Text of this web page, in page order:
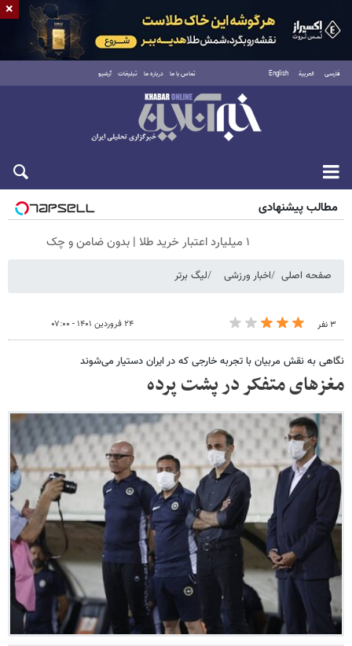
فارسی العربية English تماس با ما درباره ما تبلیغات آرشیو
شنبه ۱۷ مرداد ۱۴۰۵
مطالب پیشنهادی
۱ میلیارد اعتبار خرید طلا | بدون ضامن و چک
صفحه اصلی اخبار ورزشی لیگ برتر
۳ نفر ۲۴ فروردین ۱۴۰۱ - ۰۷:۰۰
نگاهی به نقش مربیان با تجربه خارجی که در ایران دستیار می‌شوند
مغزهای متفکر در پشت پرده
×